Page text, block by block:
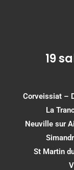
19
Corveissiat–
La
Neuville sur
St Martin